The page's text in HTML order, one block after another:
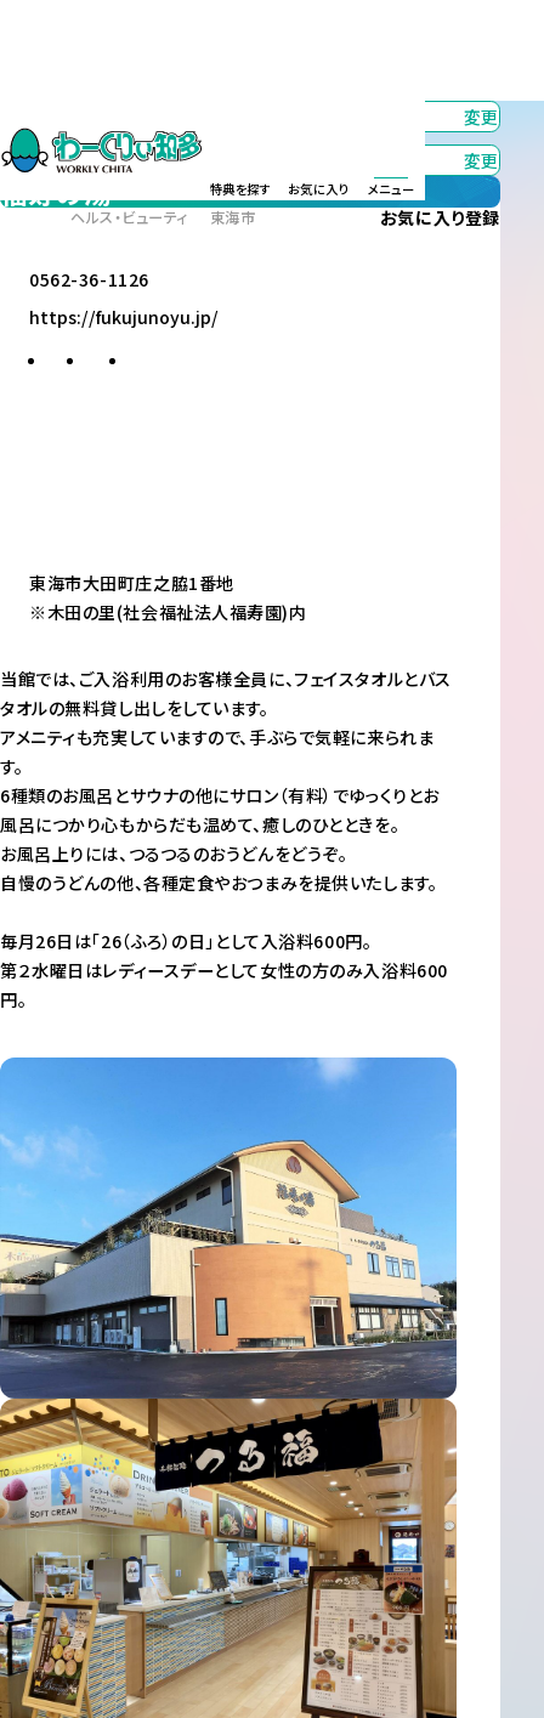
特典を探す お気に入り メニュー
変更
エリア すべて 変更
福寿の湯
ヘルス・ビューティ 東海市 お気に入り登録
0562-36-1126
https://fukujunoyu.jp/
東海市大田町庄之脇1番地
※木田の里(社会福祉法人福寿園)内
当館では、ご入浴利用のお客様全員に、フェイスタオルとバス
タオルの無料貸し出しをしています。
アメニティも充実していますので、手ぶらで気軽に来られま
す。
6種類のお風呂とサウナの他にサロン（有料）でゆっくりとお
風呂につかり心もからだも温めて、癒しのひとときを。
お風呂上りには、つるつるのおうどんをどうぞ。
自慢のうどんの他、各種定食やおつまみを提供いたします。
毎月26日は「26（ふろ）の日」として入浴料600円。
第２水曜日はレディースデーとして女性の方のみ入浴料600
円。